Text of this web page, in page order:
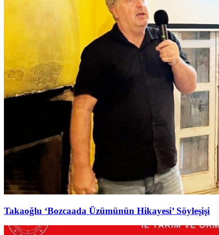
Takaoğlu ‘Bozcaada Üzümünün Hikayesi’ Söyleşişi